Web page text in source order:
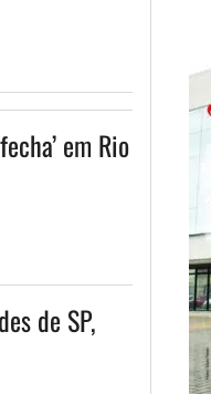
em Rio
de SP,